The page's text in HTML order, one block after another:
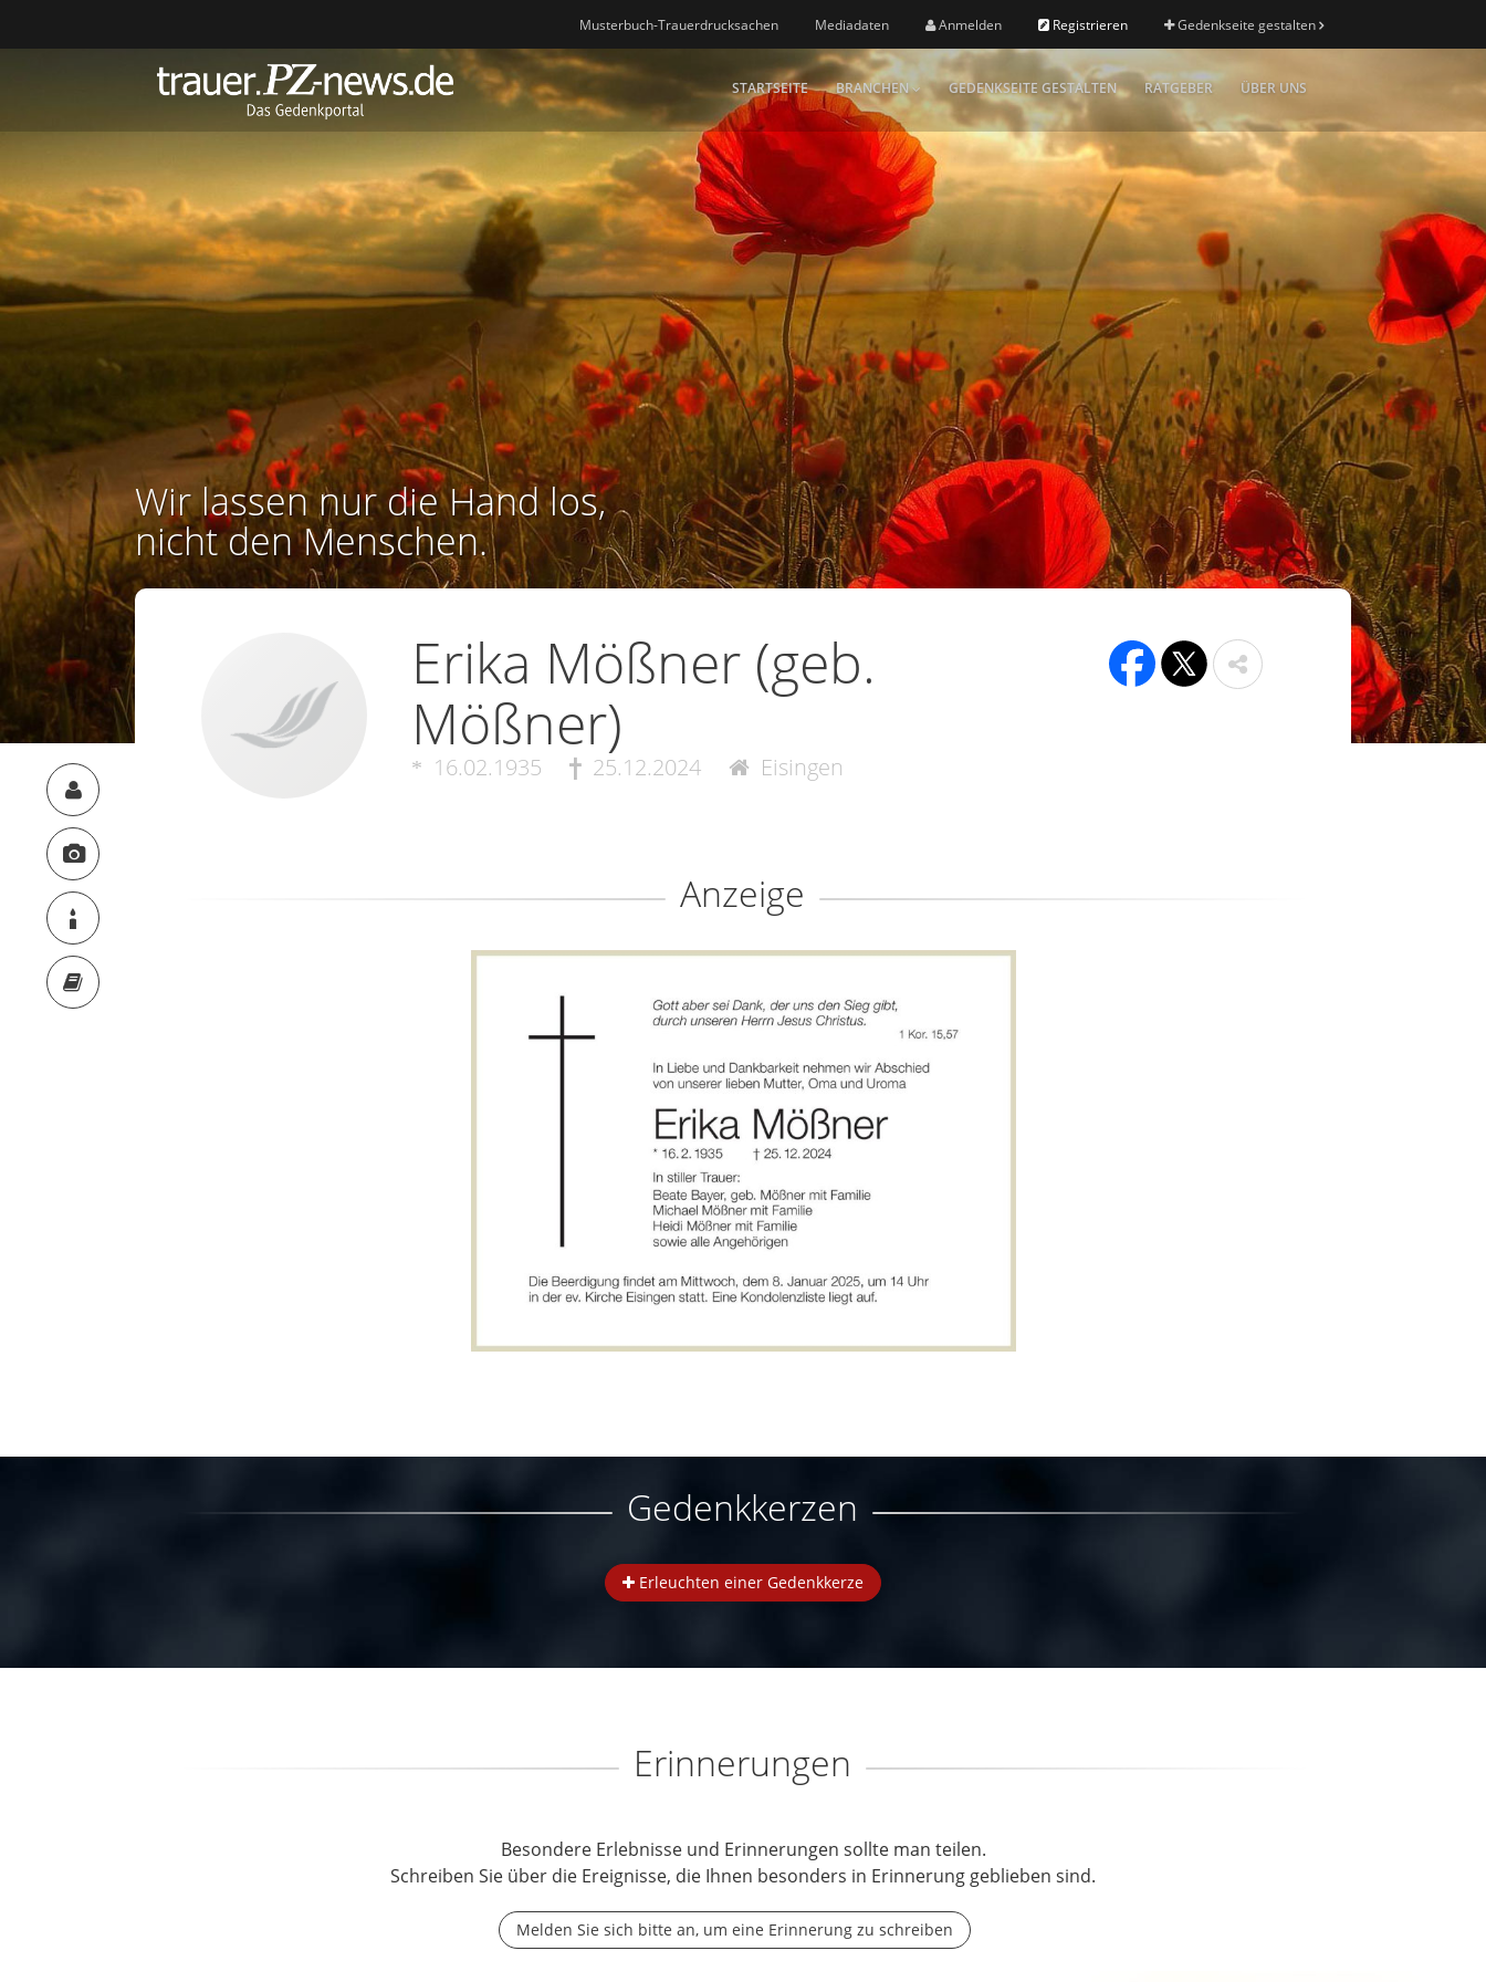
Musterbuch-Trauerdrucksachen Mediadaten Anmelden Registrieren Gedenkseite gestalten
STARTSEITE BRANCHEN GEDENKSEITE GESTALTEN RATGEBER ÜBER UNS
Wir lassen nur die Hand los,
nicht den Menschen.
Erika Mößner (geb.
Mößner)
16.02.1935 25.12.2024 Eisingen
Anzeige
Gedenkkerzen
Erleuchten einer Gedenkkerze
Erinnerungen
Besondere Erlebnisse und Erinnerungen sollte man teilen.
Schreiben Sie über die Ereignisse, die Ihnen besonders in Erinnerung geblieben sind.
Melden Sie sich bitte an, um eine Erinnerung zu schreiben